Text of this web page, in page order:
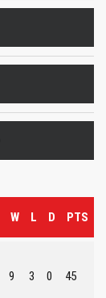
W L D PTS
9 3 0 45